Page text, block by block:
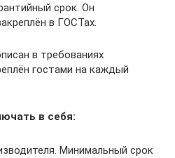
срок. Он
в ГОСТах.
в требованиях
гостами на каждый
в себя:
Минимальный срок